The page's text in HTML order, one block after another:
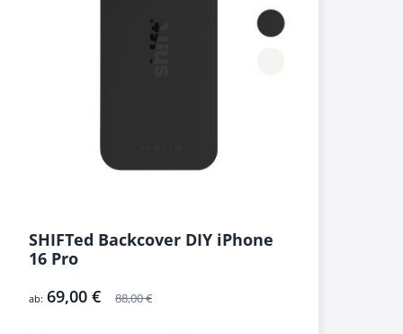
SHIFTed Backcover DIY iPhone
16 Pro
88,00 €
ab: 69,00 €